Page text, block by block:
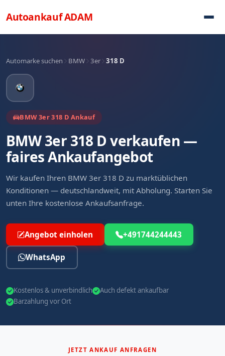
AutoankaufADAM
Automarke suchen BMW 3er 318 D
BMW 3er 318 D Ankauf
BMW 3er 318 D verkaufen —
faires Ankaufangebot
Wir kaufen Ihren BMW 3er 318 D zu marktüblichen
Konditionen — deutschlandweit, mit Abholung. Starten Sie
unten Ihre kostenlose Ankaufsanfrage.
Angebot einholen +491744244443
WhatsApp
Kostenlos & unverbindlich
Auch defekt ankaufbar
Barzahlung vor Ort
JETZT ANKAUF ANFRAGEN